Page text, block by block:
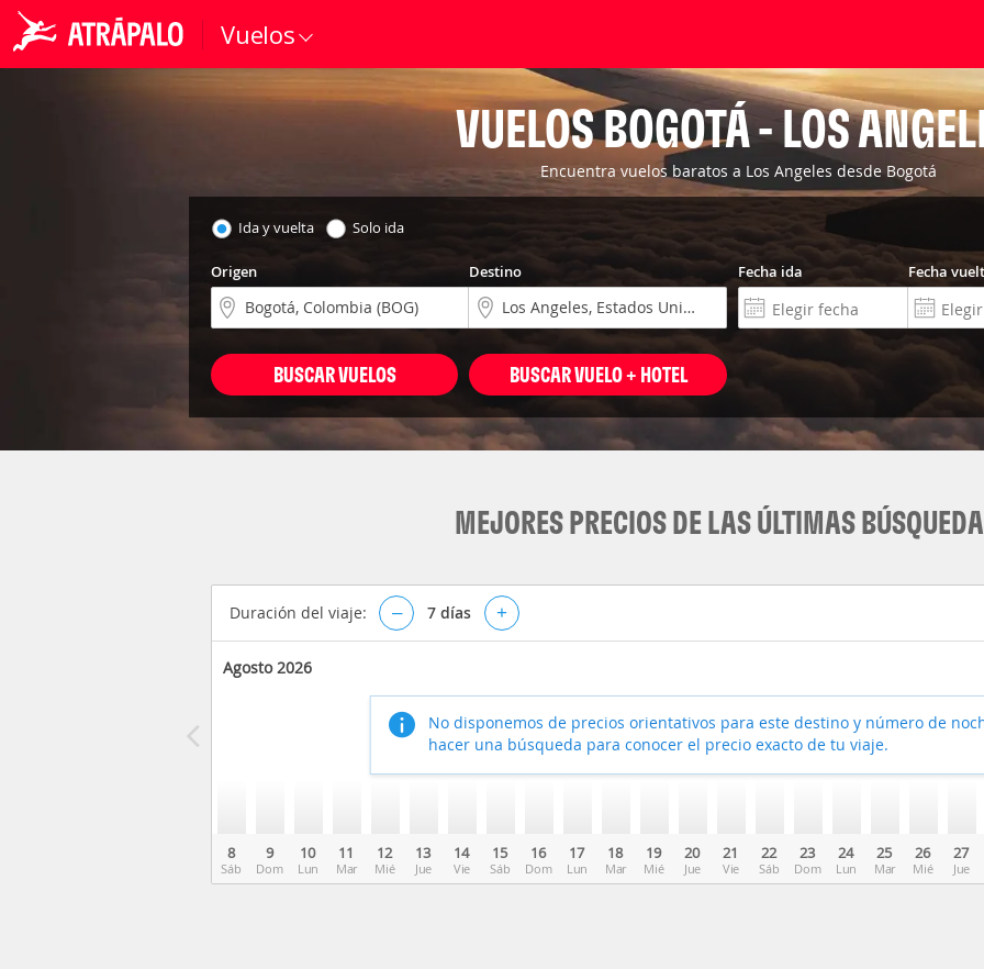
Vuelos
VUELOS BOGOTÁ - LOS
Encuentra vuelos baratos a Los Angeles desde Bogotá
Ida y vuelta Solo ida
Origen Destino Fecha ida Fecha
BUSCAR VUELOS BUSCAR VUELO + HOTEL
MEJORES PRECIOS DE LAS ÚLTIMAS
Duración del viaje: – 7 días +
Agosto 2026
8
Sáb
9
Dom
10
Lun
11
Mar
12
Mié
13
Jue
14
Vie
15
Sáb
16
Dom
17
Lun
18
Mar
19
Mié
20
Jue
21
Vie
22
Sáb
23
Dom
24
Lun
25
Mar
26
Mié
27
Jue
No disponemos de precios orientativos para este destino y número de
hacer una búsqueda para conocer el precio exacto de tu viaje.